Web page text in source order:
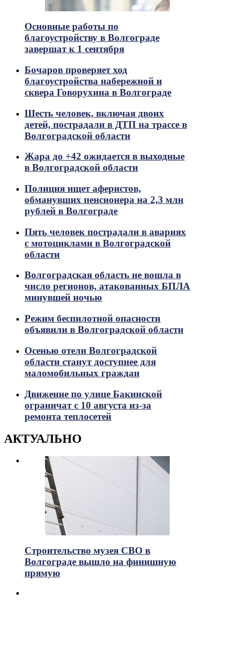
Основные работы по
благоустройству в Волгограде
завершат к 1 сентября
Бочаров проверяет ход
благоустройства набережной и
сквера Говорухина в Волгограде
Шесть человек, включая двоих
детей, пострадали в ДТП на трассе в
Волгоградской области
Жара до +42 ожидается в выходные
в Волгоградской области
Полиция ищет аферистов,
обманувших пенсионера на 2,3 млн
рублей в Волгограде
Пять человек пострадали в авариях
с мотоциклами в Волгоградской
области
Волгоградская область не вошла в
число регионов, атакованных БПЛА
минувшей ночью
Режим беспилотной опасности
объявили в Волгоградской области
Осенью отели Волгоградской
области станут доступнее для
маломобильных граждан
Движение по улице Бакинской
ограничат с 10 августа из-за
ремонта теплосетей
АКТУАЛЬНО
Строительство музея СВО в
Волгограде вышло на финишную
прямую